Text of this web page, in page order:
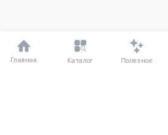
Главная Каталог Полезное